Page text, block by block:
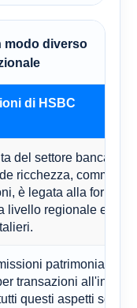
modo diverso
di HSBC
del settore bancario,
ricchezza,
è legata alla
livello regionale e ai
patrimoniali,
transazioni
questi aspetti sono